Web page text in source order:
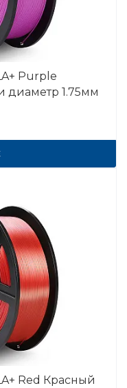
Purple
диаметр 1.75мм
Red Красный